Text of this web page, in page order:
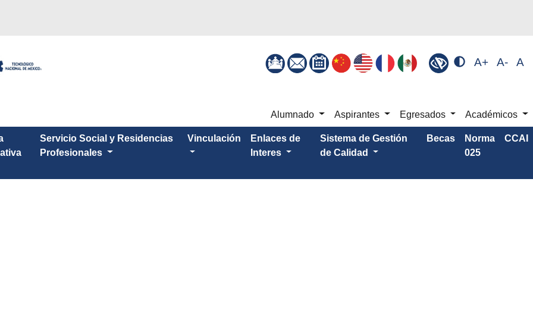
A+ A- A
Alumnado Aspirantes Egresados Académicos
Servicio Social y Residencias
Profesionales
Vinculación
Enlaces de
Interes
Sistema de Gestión
de Calidad
Becas
Norma
025
CCAI